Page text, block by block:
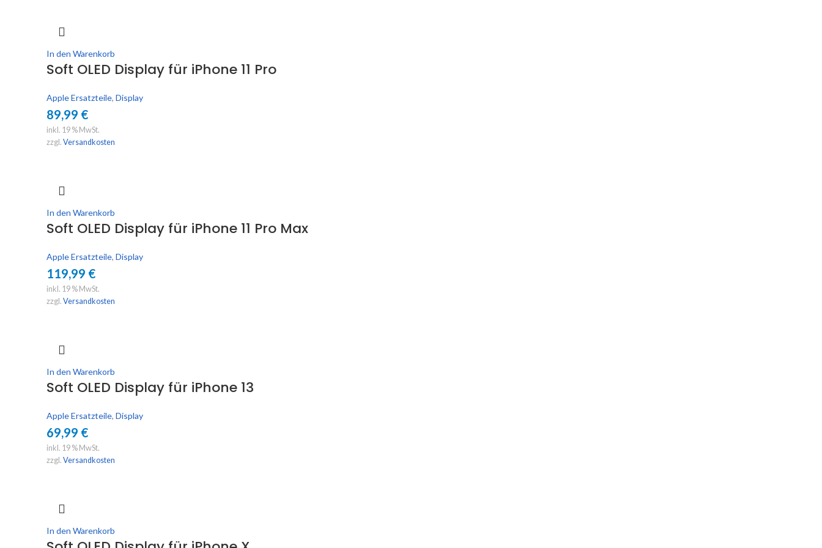
In den Warenkorb
Soft OLED Display für iPhone 11 Pro
Apple Ersatzteile, Display
89,99 €
inkl. 19 % MwSt.
zzgl. Versandkosten
In den Warenkorb
Soft OLED Display für iPhone 11 Pro Max
Apple Ersatzteile, Display
119,99 €
inkl. 19 % MwSt.
zzgl. Versandkosten
In den Warenkorb
Soft OLED Display für iPhone 13
Apple Ersatzteile, Display
69,99 €
inkl. 19 % MwSt.
zzgl. Versandkosten
In den Warenkorb